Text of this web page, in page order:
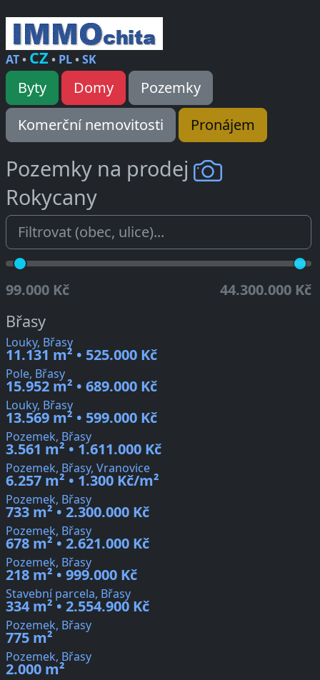
AT• CZ • PL•SK
Byty Domy
Pozemky
Komerční nemovitosti
Pronájem
Pozemky na prodej
Rokycany
99.000 Kč 44.300.000 Kč
Břasy
Louky, Břasy
11.131 m² • 525.000 Kč
Pole, Břasy
15.952 m² • 689.000 Kč
Louky, Břasy
13.569 m² • 599.000 Kč
Pozemek, Břasy
3.561 m² • 1.611.000 Kč
Pozemek, Břasy, Vranovice
6.257 m² • 1.300 Kč/m²
Pozemek, Břasy
733 m² • 2.300.000 Kč
Pozemek, Břasy
678 m² • 2.621.000 Kč
Pozemek, Břasy
218 m² • 999.000 Kč
Stavební parcela, Břasy
334 m² • 2.554.900 Kč
Pozemek, Břasy
775 m²
Pozemek, Břasy
2.000 m²